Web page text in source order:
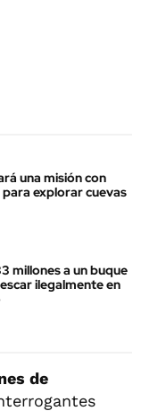
una misión con
explorar cuevas
millones a un buque
ilegalmente en
de